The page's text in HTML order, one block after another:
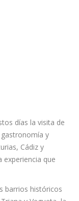
días la visita de
y
Cádiz y
que